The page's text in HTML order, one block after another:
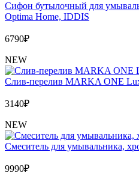
Сифон бутылочный для
Optima Home, IDDIS
6790₽
NEW
Слив-перелив MARKA ONE
3140₽
NEW
Cмеситель для умывальника,
9990₽